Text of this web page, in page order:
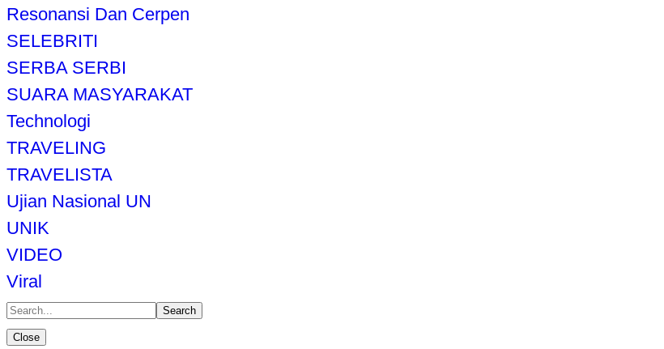
Resonansi Dan Cerpen
SELEBRITI
SERBA SERBI
SUARA MASYARAKAT
Technologi
TRAVELING
TRAVELISTA
Ujian Nasional UN
UNIK
VIDEO
Viral
Search
Close